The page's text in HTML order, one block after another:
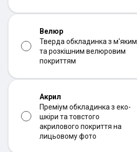
Велюр
Тверда обкладинка з м'яким
та розкішним велюровим
покриттям
Акрил
Преміум обкладинка з еко-
шкіри та товстого
акрилового покриття на
лицьовому фото